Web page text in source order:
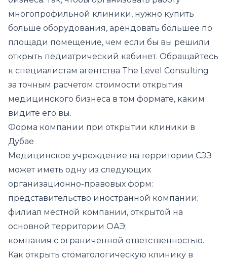
многопрофильной клиники, нужно купить
больше оборудования, арендовать большее по
площади помещение, чем если бы вы решили
открыть педиатрический кабинет. Обращайтесь
к специалистам агентства The Level Consulting
за точным расчетом стоимости открытия
медицинского бизнеса в том формате, каким
видите его вы.
Форма компании при открытии клиники в
Дубае
Медицинское учреждение на территории СЭЗ
может иметь одну из следующих
организационно-правовых форм:
представительство иностранной компании;
филиал местной компании, открытой на
основной территории ОАЭ;
компания с ограниченной ответственностью.
Как открыть стоматологическую клинику в